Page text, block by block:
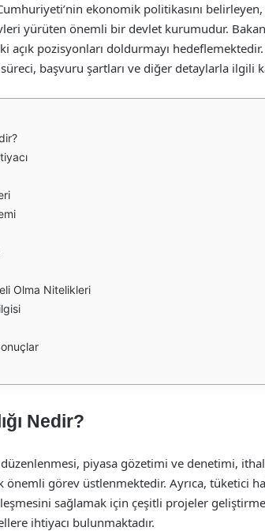
ekonomik politikasını
yürüten önemli bir devlet kurumudur.
açık pozisyonları doldurmayı
süreci, başvuru şartları ve diğer detaylarla ilgili
Olma Nitelikleri
Nedir?
düzenlenmesi, piyasa gözetimi ve denetimi,
görev üstlenmektedir. Ayrıca, tüketici
sağlamak için çeşitli projeler
ihtiyacı bulunmaktadır.